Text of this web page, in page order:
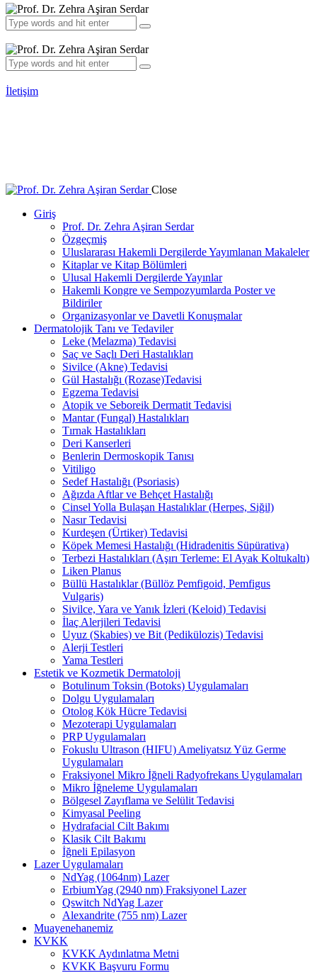
İletişim
Close
Giriş
Prof. Dr. Zehra Aşiran Serdar
Özgeçmiş
Uluslararası Hakemli Dergilerde Yayımlanan Makaleler
Kitaplar ve Kitap Bölümleri
Ulusal Hakemli Dergilerde Yayınlar
Hakemli Kongre ve Sempozyumlarda Poster ve
Bildiriler
Organizasyonlar ve Davetli Konuşmalar
Dermatolojik Tanı ve Tedaviler
Leke (Melazma) Tedavisi
Saç ve Saçlı Deri Hastalıkları
Sivilce (Akne) Tedavisi
Gül Hastalığı (Rozase)Tedavisi
Egzema Tedavisi
Atopik ve Seboreik Dermatit Tedavisi
Mantar (Fungal) Hastalıkları
Tırnak Hastalıkları
Deri Kanserleri
Benlerin Dermoskopik Tanısı
Vitiligo
Sedef Hastalığı (Psoriasis)
Ağızda Aftlar ve Behçet Hastalığı
Cinsel Yolla Bulaşan Hastalıklar (Herpes, Siğil)
Nasır Tedavisi
Kurdeşen (Ürtiker) Tedavisi
Köpek Memesi Hastalığı (Hidradenitis Süpürativa)
Terbezi Hastalıkları (Aşırı Terleme: El Ayak Koltukaltı)
Liken Planus
Büllü Hastalıklar (Büllöz Pemfigoid, Pemfigus
Vulgaris)
Sivilce, Yara ve Yanık İzleri (Keloid) Tedavisi
İlaç Alerjileri Tedavisi
Uyuz (Skabies) ve Bit (Pedikülozis) Tedavisi
Alerji Testleri
Yama Testleri
Estetik ve Kozmetik Dermatoloji
Botulinum Toksin (Botoks) Uygulamaları
Dolgu Uygulamaları
Otolog Kök Hücre Tedavisi
Mezoterapi Uygulamaları
PRP Uygulamaları
Fokuslu Ultrason (HIFU) Ameliyatsız Yüz Germe
Uygulamaları
Fraksiyonel Mikro İğneli Radyofrekans Uygulamaları
Mikro İğneleme Uygulamaları
Bölgesel Zayıflama ve Selülit Tedavisi
Kimyasal Peeling
Hydrafacial Cilt Bakımı
Klasik Cilt Bakımı
İğneli Epilasyon
Lazer Uygulamaları
NdYag (1064nm) Lazer
ErbiumYag (2940 nm) Fraksiyonel Lazer
Qswitch NdYag Lazer
Alexandrite (755 nm) Lazer
Muayenehanemiz
KVKK
KVKK Aydınlatma Metni
KVKK Başvuru Formu